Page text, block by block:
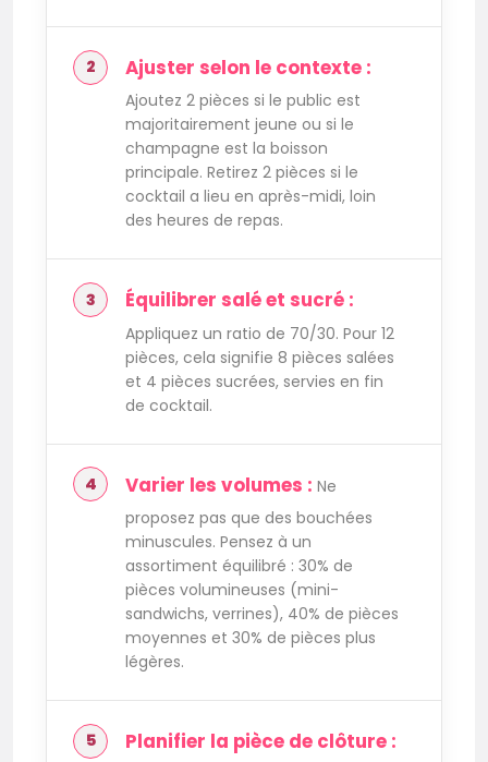
Ajuster selon le contexte :
Ajoutez 2 pièces si le public est
majoritairement jeune ou si le
champagne est la boisson
principale. Retirez 2 pièces si le
cocktail a lieu en après-midi, loin
des heures de repas.
Équilibrer salé et sucré :
Appliquez un ratio de 70/30. Pour 12
pièces, cela signifie 8 pièces salées
et 4 pièces sucrées, servies en fin
de cocktail.
Varier les volumes : Ne
proposez pas que des bouchées
minuscules. Pensez à un
assortiment équilibré : 30% de
pièces volumineuses (mini-
sandwichs, verrines), 40% de pièces
moyennes et 30% de pièces plus
légères.
Planifier la pièce de clôture :